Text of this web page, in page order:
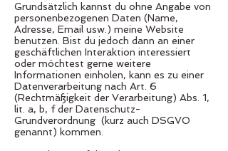
Grundsätzlich kannst du ohne Angabe von
personenbezogenen Daten (Name,
Adresse, Email usw.) meine Website
benutzen. Bist du jedoch dann an einer
geschäftlichen Interaktion interessiert
oder möchtest gerne weitere
Informationen einholen, kann es zu einer
Datenverarbeitung nach Art. 6
(Rechtmäßigkeit der Verarbeitung) Abs. 1,
lit. a, b, f der Datenschutz-
Grundverordnung (kurz auch DSGVO
genannt) kommen.